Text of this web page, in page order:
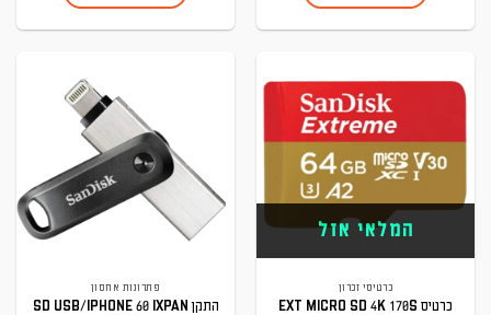
המלאי אזל
כרטיסי זכרון
כרטיס EXT MICRO SD 4K 170S
פתרונות אחסון
התקן SD USB/IPHONE 60 IXPAN